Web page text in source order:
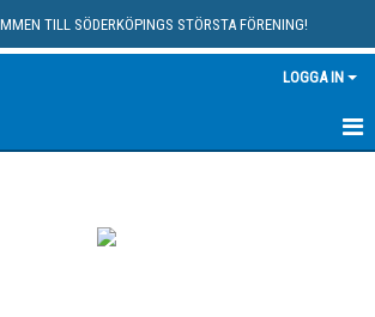
TILL SÖDERKÖPINGS STÖRSTA FÖRENING!
LOGGA IN